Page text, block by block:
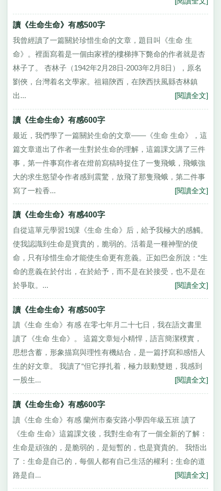
讀《生命生命》有感500字
我曾經讀了一篇關於珍惜生命的文章，題目叫《生命 生
命》。裡面寫着是一個由家裡的樓梯摔下斃命的作者就是杏
林子了。 杏林子（1942年2月28日-2003年2月8日），原名
劉俠，台灣着名文學家。祖籍陝西，在陝西扶風縣杏林鎮
出...
[閱讀全文]
讀《生命生命》有感600字
最近，我們學了一篇關於生命的文章——《生命 生命》，這
篇文章道出了作者一生對於生命的理解，這篇課文講了三件
事，第一件事寫作者在燈前寫稿時捉住了一隻飛蛾，飛蛾強
大的求生慾望令作者感到震驚，放飛了那隻飛蛾，第二件事
寫了一粒香...
[閱讀全文]
讀《生命生命》有感400字
自從這單元學習19課《生命 生命》后，給予我極大的感觸。
使我認識到生命是寶貴的，脆弱的。活着是一種神聖的使
命，只有珍惜生命才能使生命更有意義。正如巴金所說：“生
命的意義在於付出，在於給予，而不是在於接受，也不是在
於爭取。...
[閱讀全文]
讀《生命生命》有感500字
讀《生命 生命》有感 在零七年月二十七日，我在語文書里
讀了《生命 生命》。 這篇文章短小精悍，語言簡潔樸實，
思想含蓄，形象描寫與理性有機結合，是一篇抒寫和感悟人
生的好文章。 我讀了“但它掙扎着，極力鼓動雙翅，我感到
一股生...
[閱讀全文]
讀《生命生命》有感600字
讀《生命 生命》有感 蘭州市秦安路小學四年級五班 讀了
《生命 生命》這篇課文後，我對生命有了一個全新的了解：
生命是頑強的，是脆弱的，是短暫的，也是寶貴的。 我悟出
了：生命是自己的，每個人都有自己生活的權利；生命的道
路是自...
[閱讀全文]